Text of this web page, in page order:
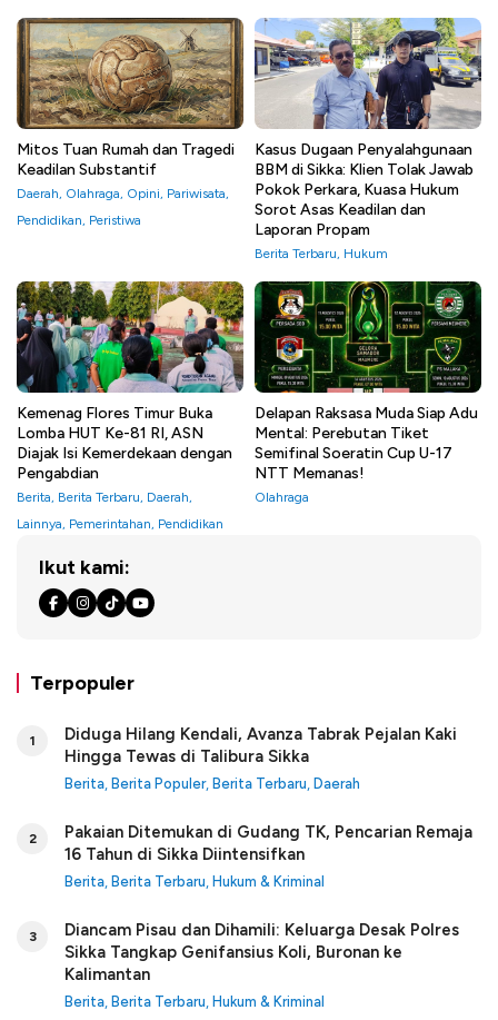
Mitos Tuan Rumah dan Tragedi
Keadilan Substantif
Daerah, Olahraga, Opini, Pariwisata,
Pendidikan, Peristiwa
Kasus Dugaan Penyalahgunaan
BBM di Sikka: Klien Tolak Jawab
Pokok Perkara, Kuasa Hukum
Sorot Asas Keadilan dan
Laporan Propam
Berita Terbaru, Hukum
Kemenag Flores Timur Buka
Lomba HUT Ke-81 RI, ASN
Diajak Isi Kemerdekaan dengan
Pengabdian
Berita, Berita Terbaru, Daerah,
Lainnya, Pemerintahan, Pendidikan
Delapan Raksasa Muda Siap Adu
Mental: Perebutan Tiket
Semifinal Soeratin Cup U-17
NTT Memanas!
Olahraga
Ikut kami:
Terpopuler
1
Diduga Hilang Kendali, Avanza Tabrak Pejalan Kaki
Hingga Tewas di Talibura Sikka
Berita, Berita Populer, Berita Terbaru, Daerah
2
Pakaian Ditemukan di Gudang TK, Pencarian Remaja
16 Tahun di Sikka Diintensifkan
Berita, Berita Terbaru, Hukum & Kriminal
3
Diancam Pisau dan Dihamili: Keluarga Desak Polres
Sikka Tangkap Genifansius Koli, Buronan ke
Kalimantan
Berita, Berita Terbaru, Hukum & Kriminal